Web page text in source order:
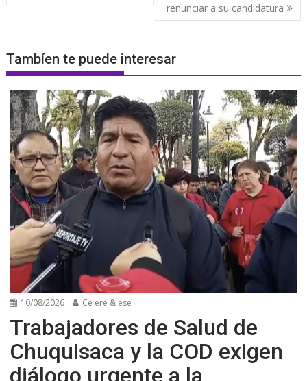
renunciar a su candidatura
Tambíen te puede interesar
10/08/2026 Ce ere & ese
Trabajadores de Salud de
Chuquisaca y la COD exigen
diálogo urgente a la